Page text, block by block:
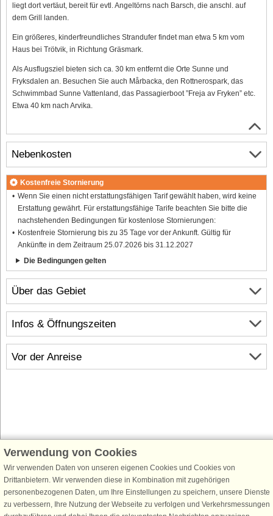
liegt dort vertäut, bereit für evtl. Angeltörns nach Barsch, die anschl. auf
dem Grill landen.
Ein größeres, kinderfreundliches Strandufer findet man etwa 5 km vom
Haus bei Trötvik, in Richtung Gräsmark.
Als Ausflugsziel bieten sich ca. 30 km entfernt die Orte Sunne und
Fryksdalen an. Besuchen Sie auch Mårbacka, den Rottnerospark, das
Schwimmbad Sunne Vattenland, das Passagierboot ”Freja av Fryken” etc.
Etwa 40 km nach Arvika.
Über das Gebiet
Infos & Öffnungszeiten
Vor der Anreise
Nebenkosten
Kostenfreie Stornierung
Wenn Sie einen nicht erstattungsfähigen Tarif gewählt haben, wird keine
Erstattung gewährt. Für erstattungsfähige Tarife beachten Sie bitte die
nachstehenden Bedingungen für kostenlose Stornierungen:
Kostenfreie Stornierung bis zu 35 Tage vor der Ankunft. Gültig für
Ankünfte in dem Zeitraum 25.07.2026 bis 31.12.2027
Die Bedingungen gelten
Schließen Sie sich 100.000 Ferienhaus-Fans an
Erhalten Sie einenWillkommensgutschein von 25 € für Ihren nächsten
Ferienhausurlaub - melden Sie sich einfach für den DanCenter Newsletter
an. Verpassen Sie nie wieder exklusive Angebote, Gewinnspiele und
Verwendung von Cookies
Wir verwenden Daten von unseren eigenen Cookies und Cookies von
Drittanbietern. Wir verwenden diese in Kombination mit zugehörigen
personenbezogenen Daten, um Ihre Einstellungen zu speichern, unsere Dienste
zu verbessern, Ihre Nutzung der Webseite zu verfolgen und Verkehrsmessungen